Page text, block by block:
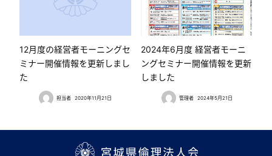
12月度の経営者モーニングセ
ミナー開催情報を更新しまし
た
担当者 2020年11月21日
2024年6月度 経営者モーニ
ングセミナー開催情報を更新
しました
管理者 2024年5月21日